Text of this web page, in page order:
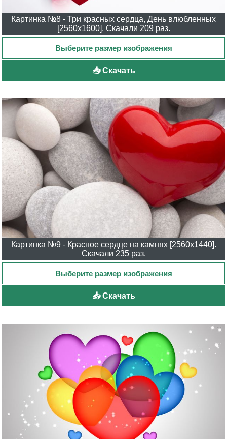
Картинка №8 - Три красных сердца, День влюбленных
[2560x1600]. Скачали 209 раз.
📥 Скачать
Картинка №9 - Красное сердце на камнях [2560x1440].
Скачали 235 раз.
📥 Скачать